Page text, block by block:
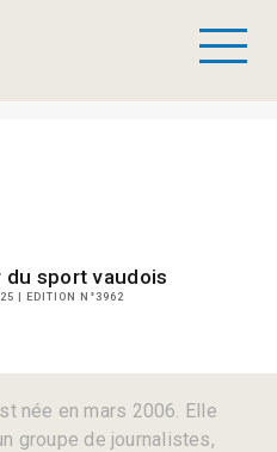
du sport vaudois
| EDITION N°3962
née en mars 2006. Elle
groupe de journalistes,